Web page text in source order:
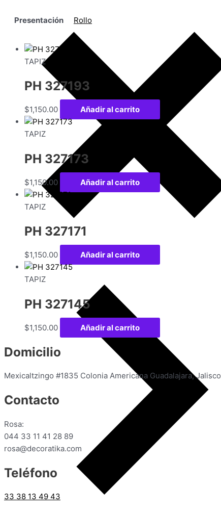
Presentación Rollo
TAPIZ
PH 327193
$1,150.00 Añadir al carrito
TAPIZ
PH 327173
$1,150.00 Añadir al carrito
TAPIZ
PH 327171
$1,150.00 Añadir al carrito
TAPIZ
PH 327145
$1,150.00 Añadir al carrito
Domicilio
Mexicaltzingo #1835 Colonia Americana Guadalajara, Jalisco
Contacto
Rosa:
044 33 11 41 28 89
rosa@decoratika.com
Teléfono
33 38 13 49 43